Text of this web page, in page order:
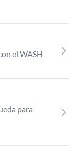
el WASH
para